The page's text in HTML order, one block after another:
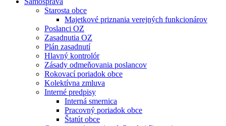
Starosta obce
Majetkové priznania verejných funkcionárov
Poslanci OZ
Zasadnutia OZ
Plán zasadnutí
Hlavný kontrolór
Zásady odmeňovania poslancov
Rokovací poriadok obce
Kolektívna zmluva
Interné predpisy
Interná smernica
Pracovný poriadok obce
Štatút obce